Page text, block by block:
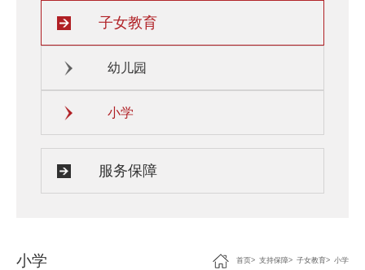
子女教育
幼儿园
小学
服务保障
小学 首页> 支持保障> 子女教育> 小学